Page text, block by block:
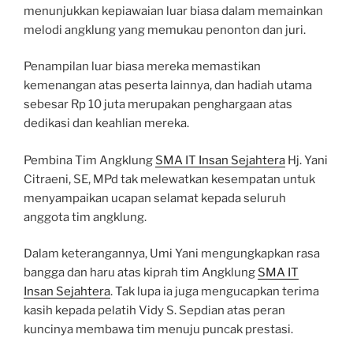
menunjukkan kepiawaian luar biasa dalam memainkan
melodi angklung yang memukau penonton dan juri.
Penampilan luar biasa mereka memastikan
kemenangan atas peserta lainnya, dan hadiah utama
sebesar Rp 10 juta merupakan penghargaan atas
dedikasi dan keahlian mereka.
Pembina Tim Angklung SMA IT Insan Sejahtera Hj. Yani
Citraeni, SE, MPd tak melewatkan kesempatan untuk
menyampaikan ucapan selamat kepada seluruh
anggota tim angklung.
Dalam keterangannya, Umi Yani mengungkapkan rasa
bangga dan haru atas kiprah tim Angklung SMA IT
Insan Sejahtera. Tak lupa ia juga mengucapkan terima
kasih kepada pelatih Vidy S. Sepdian atas peran
kuncinya membawa tim menuju puncak prestasi.